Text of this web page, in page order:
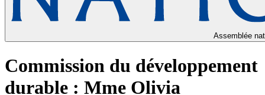
Assemblée
Commission du développement
durable : Mme Olivia